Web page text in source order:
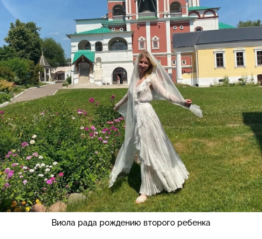
Виола рада рождению второго ребенка